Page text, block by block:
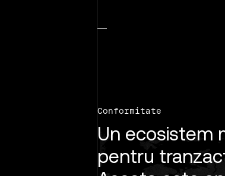
Conformitate
Un ecosistem
pentru